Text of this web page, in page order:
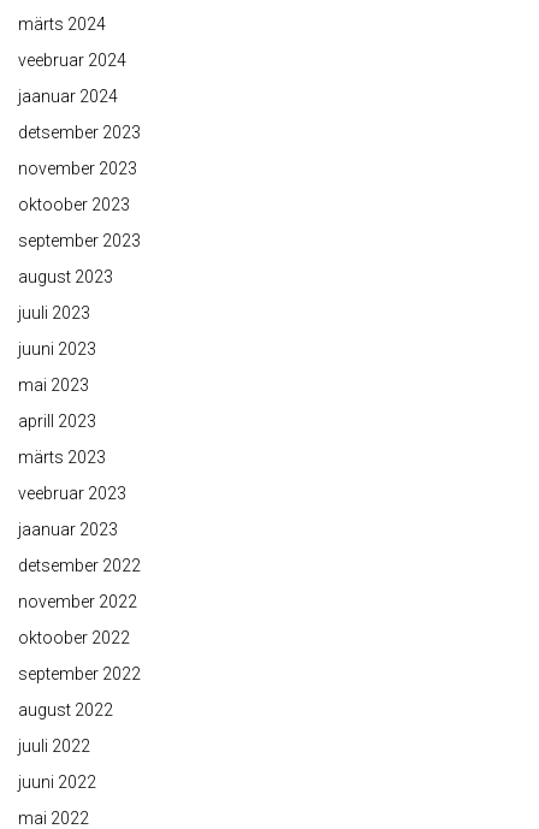
märts 2024
veebruar 2024
jaanuar 2024
detsember 2023
november 2023
oktoober 2023
september 2023
august 2023
juuli 2023
juuni 2023
mai 2023
aprill 2023
märts 2023
veebruar 2023
jaanuar 2023
detsember 2022
november 2022
oktoober 2022
september 2022
august 2022
juuli 2022
juuni 2022
mai 2022